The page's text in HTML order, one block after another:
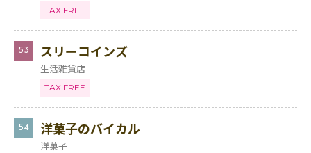
TAX FREE
53 スリーコインズ
生活雑貨店
TAX FREE
54 洋菓子のバイカル
洋菓子